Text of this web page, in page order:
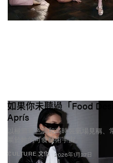
CULTURE 文化
如果你未聽過「Food
Aprís
以極簡單色調和高時裝氣場見稱
屬於她的可食藝術宇宙。
2026年1月27日